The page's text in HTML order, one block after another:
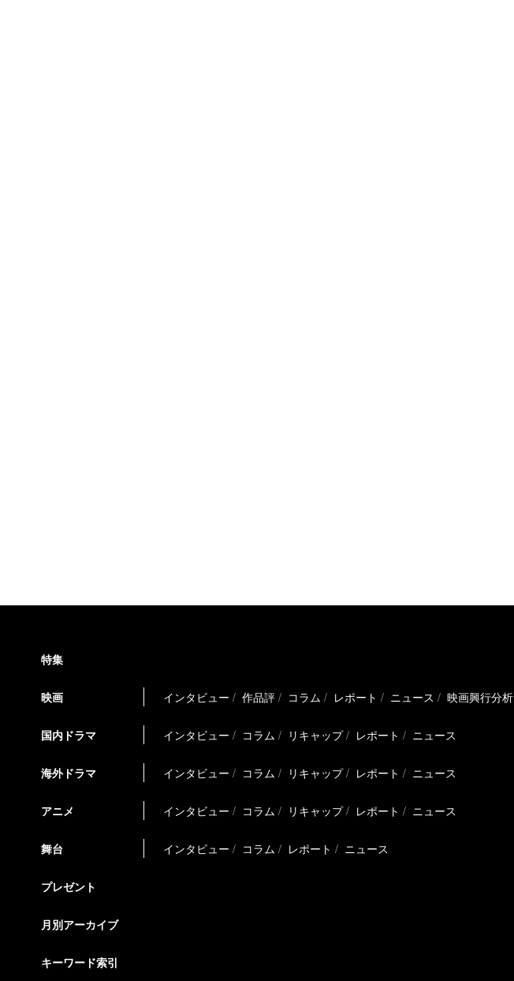
特集
映画 インタビュー 作品評 コラム レポート ニュース 映画興行分析
国内ドラマ インタビュー コラム リキャップ レポート ニュース
海外ドラマ インタビュー コラム リキャップ レポート ニュース
アニメ インタビュー コラム リキャップ レポート ニュース
舞台 インタビュー コラム レポート ニュース
プレゼント
月別アーカイブ
キーワード索引